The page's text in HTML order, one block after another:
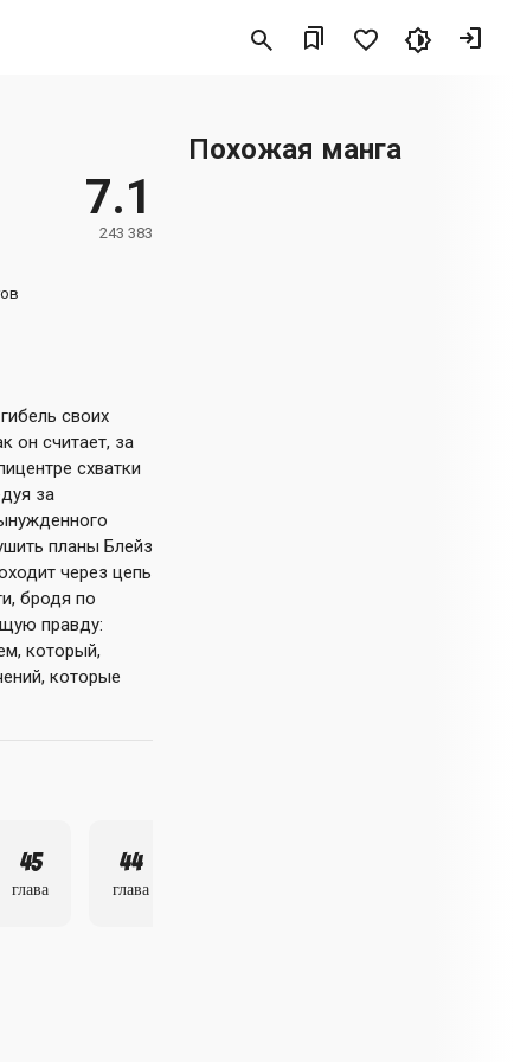
7.1
243 383
своих
он считает, за
схватки
за
планы Блейз
через цепь
бродя по
правду:
который,
которые
45
глава
44
глава
Похожая манга